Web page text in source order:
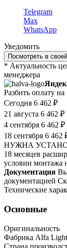
Telegram
Max
WhatsApp
Уведомить
Посмотреть в
* Актуальность
менеджера
Разбить оплату на
Сегодня 6 462 ₽
21 августа 6 462 ₽
4 сентября 6 462 ₽
18 сентября 6 462
НУЖНА
18 месяцев
условии монтажа
Документация Вы
документацией
Технические
Основные
Оригинальность
Фабрика Alfa Light
Страна